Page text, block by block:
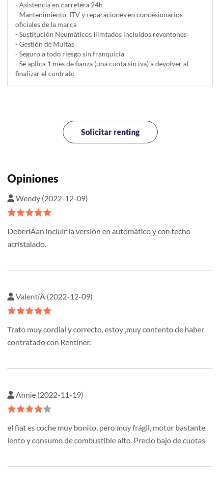
- Asistencia en carretera 24h
- Mantenimiento, ITV y reparaciones en concesionarios
oficiales de la marca
- Sustitución Neumáticos Ilimtados incluidos reventones
- Gestión de Multas
- Seguro a todo riesgo sin franquicia
- Se aplica 1 mes de fianza (una cuota sin iva) a devolver al
finalizar el contrato
Solicitar renting
Opiniones
Wendy (2022-12-09)
DeberíÂ­an incluir la versión en automático y con techo
acristalado.
ValentíÂ­ (2022-12-09)
Trato muy cordial y correcto, estoy ,muy contento de haber
contratado con Rentiner.
Annie (2022-11-19)
el fiat es coche muy bonito, pero muy frágil, motor bastante
lento y consumo de combustible alto. Precio bajo de cuotas